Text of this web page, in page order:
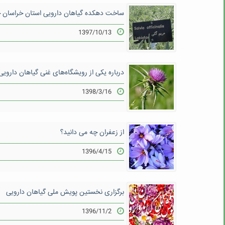
ساخت دهکده گیاهان دارویی استان خراسان
1397/10/13
درباره یکی از رویشگاه‌های غنی گیاهان
1398/3/16
از زعفران چه می دانید؟
1396/4/15
برگزاری نخستین پویش ملی گیاهان دارویی
1396/11/2